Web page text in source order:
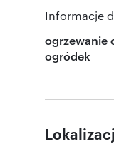
Informacje
ogrzewanie
ogródek